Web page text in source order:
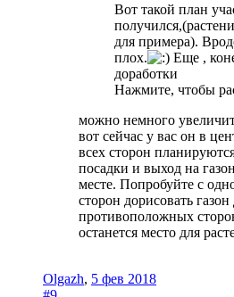
Вот такой план
для примера).
плох.
Еще ,
доработки
Нажмите, чтобы
можно немного
вот сейчас у вас он в
всех сторон
посадки и выход на
месте. Попробуйте с
сторон дорисовать
противоположных
останется место для
Olgazh, 5 фев 2018